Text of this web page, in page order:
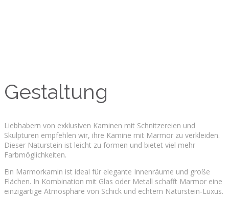
Gestaltung
Liebhabern von exklusiven Kaminen mit Schnitzereien und
Skulpturen empfehlen wir, ihre Kamine mit Marmor zu verkleiden.
Dieser Naturstein ist leicht zu formen und bietet viel mehr
Farbmöglichkeiten.
Ein Marmorkamin ist ideal für elegante Innenräume und große
Flächen. In Kombination mit Glas oder Metall schafft Marmor eine
einzigartige Atmosphäre von Schick und echtem Naturstein-Luxus.